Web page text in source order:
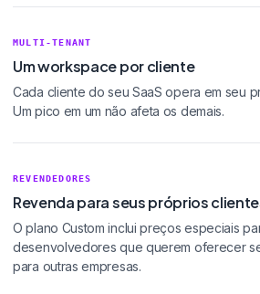
MULTI-TENANT
Um workspace por cliente
Cada cliente do seu SaaS opera em seu
Um pico em um não afeta os demais.
REVENDEDORES
Revenda para seus próprios
O plano Custom inclui preços especiais
desenvolvedores que querem oferecer
para outras empresas.